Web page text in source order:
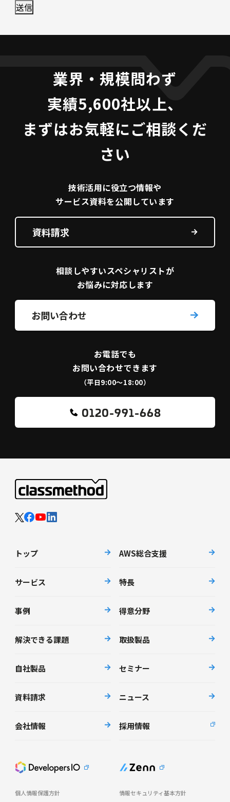
業界・規模問わず
実績5,600社以上、
まずはお気軽にご相談くだ
さい
技術活用に役立つ情報や
サービス資料を公開しています
資料請求
相談しやすいスペシャリストが
お悩みに対応します
お問い合わせ
お電話でも
お問い合わせできます
（平日9:00〜18:00）
0120-991-668
トップ AWS総合支援
サービス 特長
事例 得意分野
解決できる課題 取扱製品
自社製品 セミナー
資料請求 ニュース
会社情報 採用情報
個人情報保護方針 情報セキュリティ基本方針